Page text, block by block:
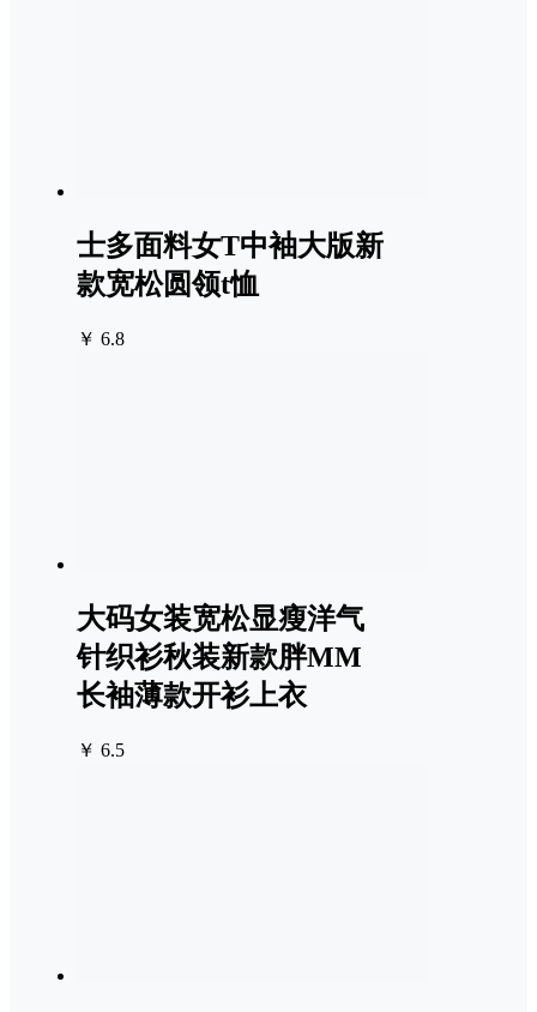
士多面料女T中袖大版新
款宽松圆领t恤
￥ 6.8
大码女装宽松显瘦洋气
针织衫秋装新款胖MM
长袖薄款开衫上衣
￥ 6.5